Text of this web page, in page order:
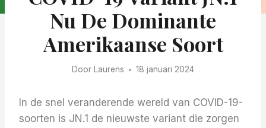
Nu De Dominante
Amerikaanse Soort
Door Laurens 18 januari 2024
In de snel veranderende wereld van COVID-19-
soorten is JN.1 de nieuwste variant die zorgen